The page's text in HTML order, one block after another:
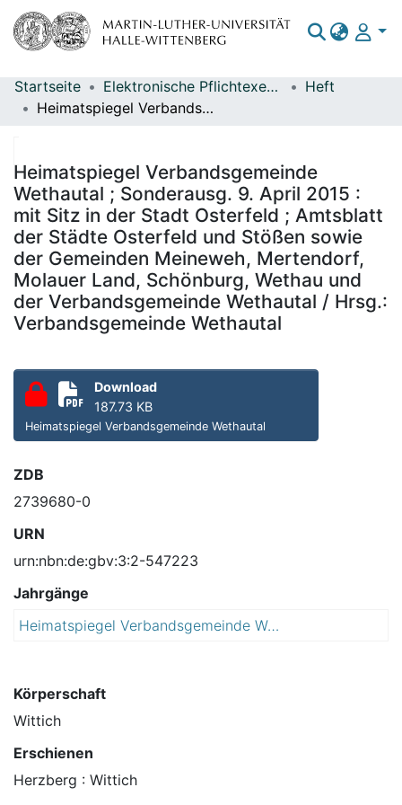
Bereiche & Sammlungen
Statistiken
Startseite Elektronische Pflichtexemplare
Heft
Heimatspiegel Verbandsgemeinde Wethautal ; Sonderausg. 9. April 2015 : mit Sitz in der Stadt Osterfeld ; Amtsblatt der Städte Osterfeld und Stößen sowie der Gemeinden Meineweh, Mertendorf, Molauer Land, Schönburg, Wethau und der Verbandsgemeinde Wethautal / Hrsg.: Verbandsgemeinde Wethautal
Heimatspiegel Verbandsgemeinde
Wethautal ; Sonderausg. 9. April 2015 :
mit Sitz in der Stadt Osterfeld ; Amtsblatt
der Städte Osterfeld und Stößen sowie
der Gemeinden Meineweh, Mertendorf,
Molauer Land, Schönburg, Wethau und
der Verbandsgemeinde Wethautal / Hrsg.:
Verbandsgemeinde Wethautal
Download
187.73 KB
Heimatspiegel Verbandsgemeinde Wethautal
ZDB
2739680-0
URN
urn:nbn:de:gbv:3:2-547223
Jahrgänge
Heimatspiegel Verbandsgemeinde Wethautal : mit Sitz in der Stadt Osterfeld ; Amtsblatt der Städte Osterfeld und Stößen sowie der Gemeinden Meineweh, Mertendorf, Molauer Land, Schönburg, Wethau und der Verbandsgemeinde Wethautal
Körperschaft
Wittich
Erschienen
Herzberg : Wittich